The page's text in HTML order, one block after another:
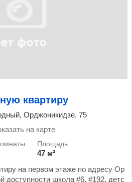
квартиру
Орджоникидзе, 75
на карте
47 м²
на первом этаже по адресу Ор
доступности школа #6, #192, детс